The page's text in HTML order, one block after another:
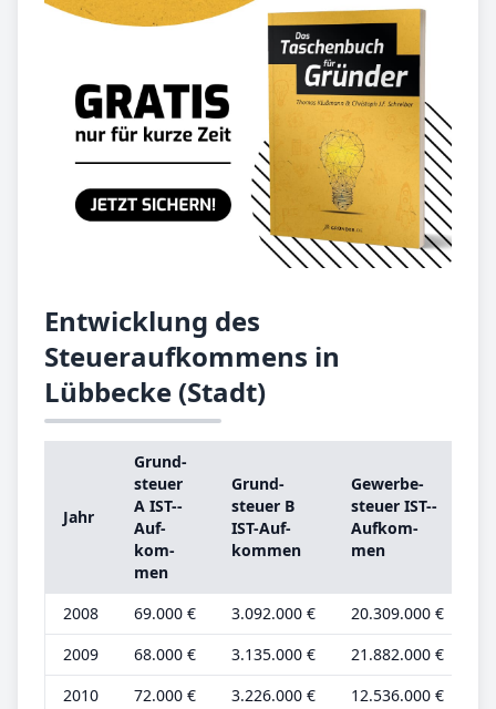
Entwicklung des
Steueraufkommens in
Lübbecke (Stadt)
Jahr
Grund­
steu­er
A IST-­
Auf­
kom­
men
Grund­
steu­er B
IST-­Auf­
kom­men
Ge­wer­be­
steu­er IST-­
Auf­kom­
men
2008 69.000 € 3.092.000 € 20.309.000 €
2009
68.000 € 3.135.000 € 21.882.000 €
2010
72.000 € 3.226.000 € 12.536.000 €